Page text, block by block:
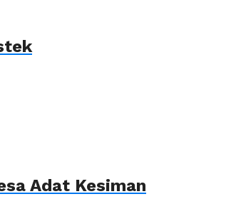
Adat Kesiman